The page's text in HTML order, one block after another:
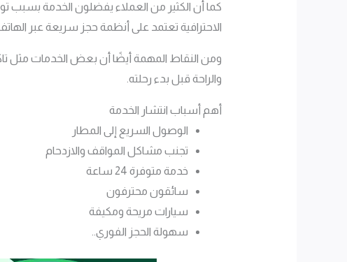
الاحترافية تعتمد على أنظمة حجز سريعة عبر
ومن النقاط المهمة أيضًا أن بعض الخدمات مثل
والراحة قبل بدء رحلته.
أهم أسباب انتشار الخدمة
الوصول السريع إلى المطار
تجنب مشاكل المواقف والازدحام
خدمة متوفرة 24 ساعة
سائقون محترفون
سيارات مريحة ومكيفة
سهولة الحجز الفوري..